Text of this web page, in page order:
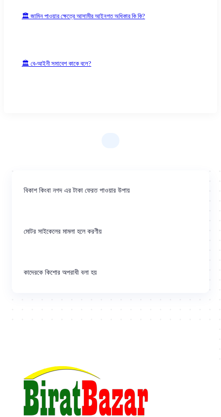
🏛 জামিন পাওয়ার ক্ষেত্রে আসামীর আইনগত অধিকার কি কি?
🏛 বে-আইনী সমাবেশ কাকে বলে?
বিকাশ কিংবা নগদ এর টাকা ফেরত পাওয়ার উপায়
মোটর সাইকেলের মামলা হলে করণীয়
কাদেরকে কিশোর অপরাধী বলা হয়